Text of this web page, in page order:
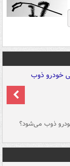
ذوب می‌شود؟